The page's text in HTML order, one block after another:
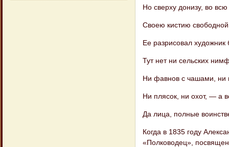
Но сверху донизу, во
Своею кистию
Ее разрисовал художник
Тут нет ни сельских
Ни фавнов с чашами, ни
Ни плясок, ни охот, — а
Да лица, полные
Когда в 1835 году
«Полководец»,